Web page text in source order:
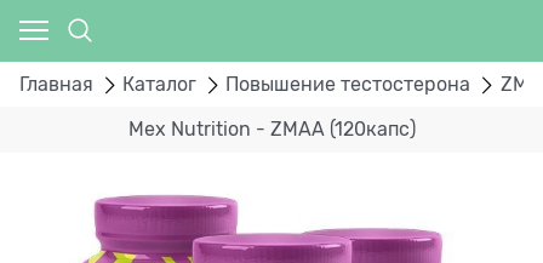
Главная Каталог Повышение тестостерона ZMA
Mex Nutrition - ZMAA (120капс)